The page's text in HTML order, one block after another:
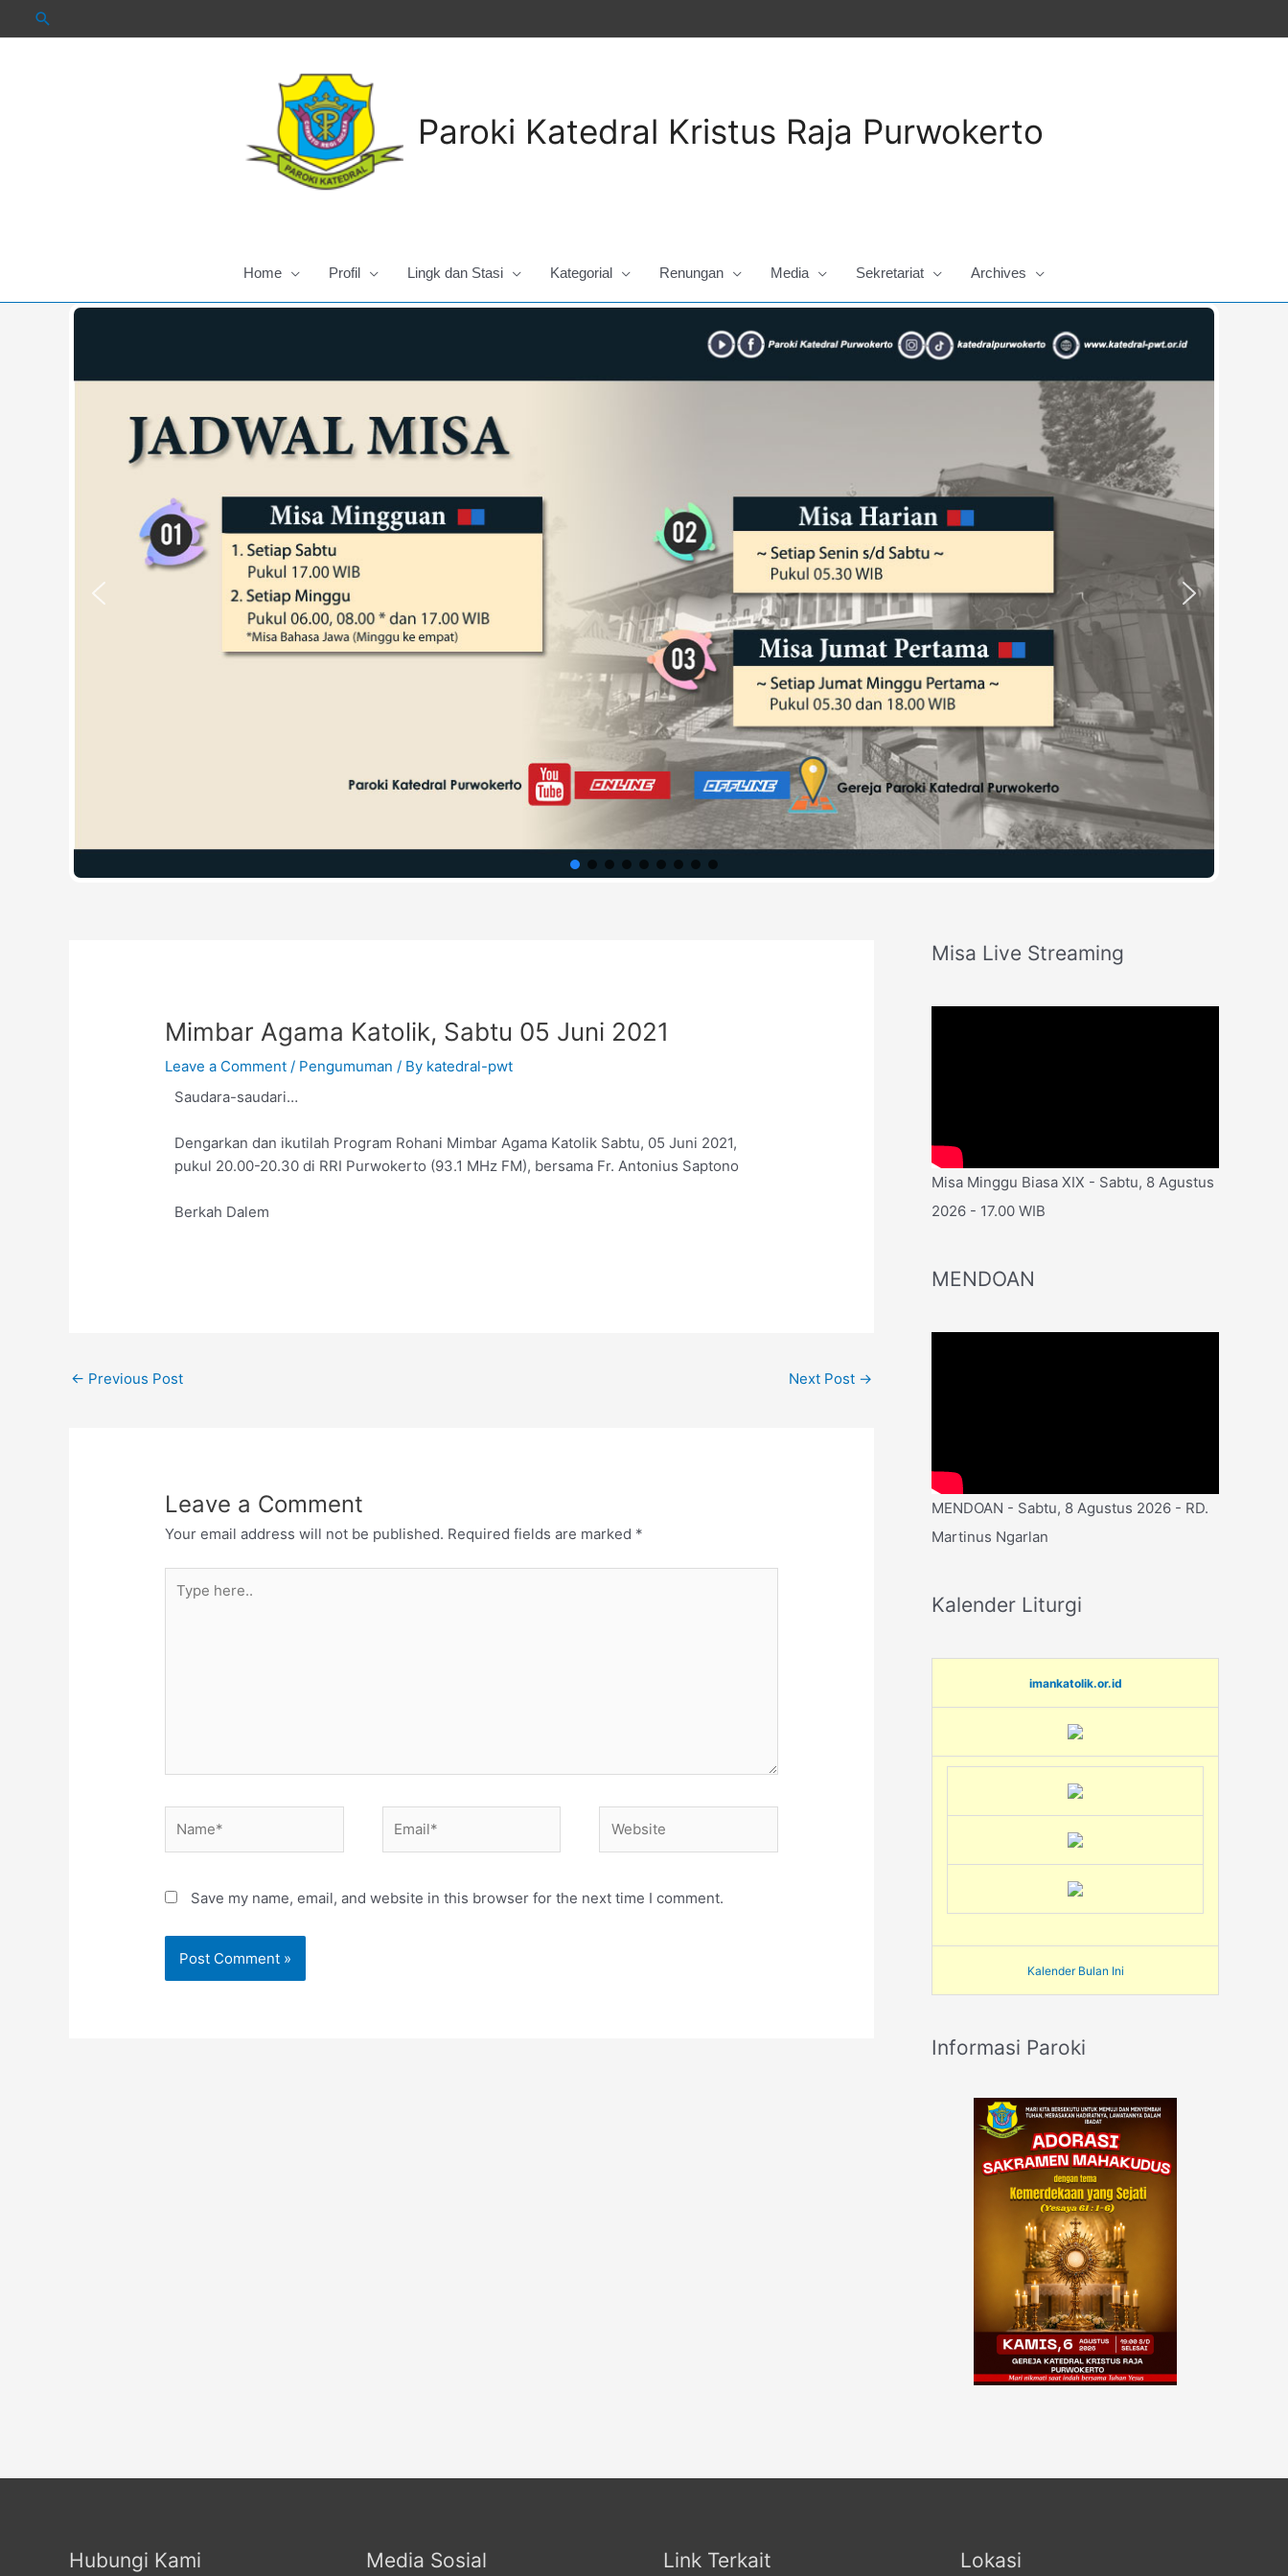
to
Paroki Katedral Kristus Raja Purwokerto
Home Profil Lingk dan Stasi Kategorial Renungan Media Sekretariat Archives
Mimbar Agama Katolik, Sabtu 05 Juni 2021
Leave a Comment / Pengumuman / By katedral-pwt
Saudara-saudari…
Dengarkan dan ikutilah Program Rohani Mimbar Agama Katolik Sabtu, 05 Juni 2021,
pukul 20.00-20.30 di RRI Purwokerto (93.1 MHz FM), bersama Fr. Antonius Saptono
Berkah Dalem
← Previous Post Next Post →
Leave a Comment
Your email address will not be published. Required fields are marked *
here..
Save my name, email, and website in this browser for the next time I comment.
Misa Live Streaming
Misa Minggu Biasa XIX - Sabtu, 8 Agustus
2026 - 17.00 WIB
MENDOAN
MENDOAN - Sabtu, 8 Agustus 2026 - RD.
Martinus Ngarlan
Kalender Liturgi
imankatolik.or.id
Kalender Bulan Ini
Informasi Paroki
Hubungi Kami Media Sosial Link Terkait Lokasi